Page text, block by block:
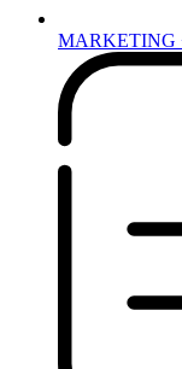
MARKETING